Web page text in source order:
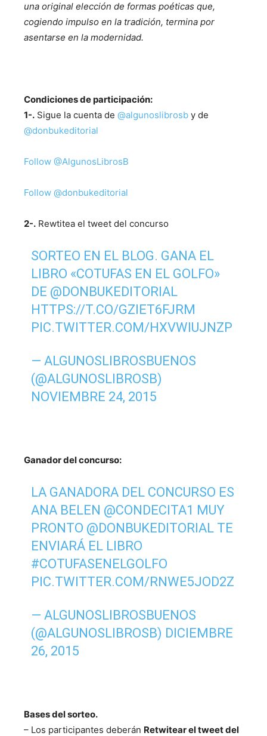
una original elección de formas poéticas que,
cogiendo impulso en la tradición, termina por
asentarse en la modernidad.
Condiciones de participación:
1-. Sigue la cuenta de @algunoslibrosb y de
@donbukeditorial
Follow @AlgunosLibrosB
Follow @donbukeditorial
2-. Rewtitea el tweet del concurso
SORTEO EN EL BLOG. GANA EL
LIBRO «COTUFAS EN EL GOLFO»
DE @DONBUKEDITORIAL
HTTPS://T.CO/GZIET6FJRM
PIC.TWITTER.COM/HXVWIUJNZP
— ALGUNOSLIBROSBUENOS
(@ALGUNOSLIBROSB)
NOVIEMBRE 24, 2015
Ganador del concurso:
LA GANADORA DEL CONCURSO ES
ANA BELEN @CONDECITA1 MUY
PRONTO @DONBUKEDITORIAL TE
ENVIARÁ EL LIBRO
#COTUFASENELGOLFO
PIC.TWITTER.COM/RNWE5JOD2Z
— ALGUNOSLIBROSBUENOS
(@ALGUNOSLIBROSB) DICIEMBRE
26, 2015
Bases del sorteo.
– Los participantes deberán Retwitear el tweet del